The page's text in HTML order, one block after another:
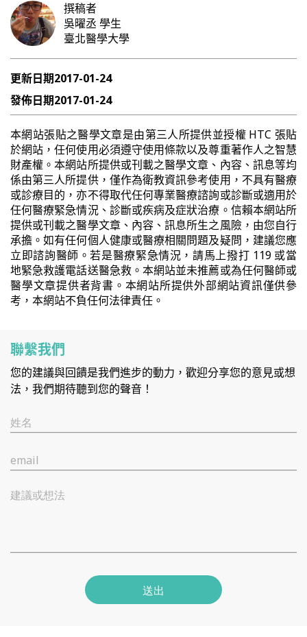
撰稿者
吳曜丞 學生
臺北醫學大學
更新日期2017-01-24
發佈日期2017-01-24
本網站張貼之醫學文章是由第三人所提供並授權 HTC 張貼
於網站，任何使用必須遵守使用條款以及尊重著作人之智慧
財產權。本網站所提供或刊載之醫學文章、內容、訊息等均
係由第三人所提供，僅作為衛教資訊參考使用，不具有醫療
或診療目的，亦不得取代任何專業醫療諮詢或診斷或適用於
任何醫療緊急情況、診斷或疾病及症狀治療。信賴本網站所
提供或刊載之醫學文章、內容、訊息所生之風險，由您自行
承擔。如有任何個人健康或醫療相關問題及疑問，建議您應
立即諮詢醫師。若是醫療緊急情況，請馬上撥打 119 或當
地緊急救護電話送醫急救。本網站並未推薦或為任何醫師或
醫學文章提供者背書。本網站所提供外部網站資訊僅供參
考，本網站不負任何法律責任。
聯繫我們
您的建議與回饋是我們進步的動力，歡迎分享您的意見或想
法，我們期待聽到您的聲音！
姓名
email
建議或想法
送出